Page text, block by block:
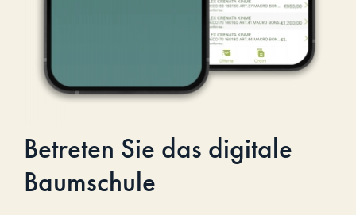
Betreten Sie das digitale
Baumschule